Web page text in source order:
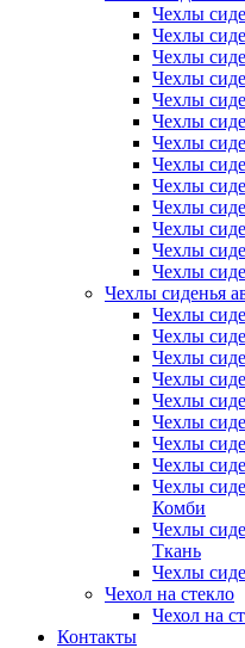
Чехлы
Чехлы
Чехлы
Чехлы
Чехлы
Чехлы
Чехлы
Чехлы
Чехлы
Чехлы
Чехлы
Чехлы
Чехлы
Чехлы сиденья
Чехлы
Чехлы
Чехлы
Чехлы
Чехлы
Чехлы
Чехлы
Чехлы
Чехлы
Комби
Чехлы
Ткань
Чехлы
Чехол на стекло
Чехол на
Контакты